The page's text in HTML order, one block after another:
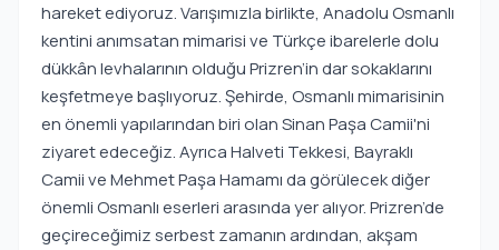
hareket ediyoruz. Varışımızla birlikte, Anadolu Osmanlı
kentini anımsatan mimarisi ve Türkçe ibarelerle dolu
dükkân levhalarının olduğu Prizren’in dar sokaklarını
keşfetmeye başlıyoruz. Şehirde, Osmanlı mimarisinin
en önemli yapılarından biri olan Sinan Paşa Camii'ni
ziyaret edeceğiz. Ayrıca Halveti Tekkesi, Bayraklı
Camii ve Mehmet Paşa Hamamı da görülecek diğer
önemli Osmanlı eserleri arasında yer alıyor. Prizren’de
geçireceğimiz serbest zamanın ardından, akşam